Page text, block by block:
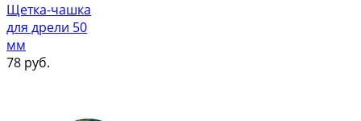
Щетка-чашка
для дрели 50
мм
78 руб.